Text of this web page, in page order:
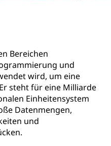
Bereichen
und
wird, um eine
steht für eine Milliarde
Einheitensystem
Datenmengen,
und